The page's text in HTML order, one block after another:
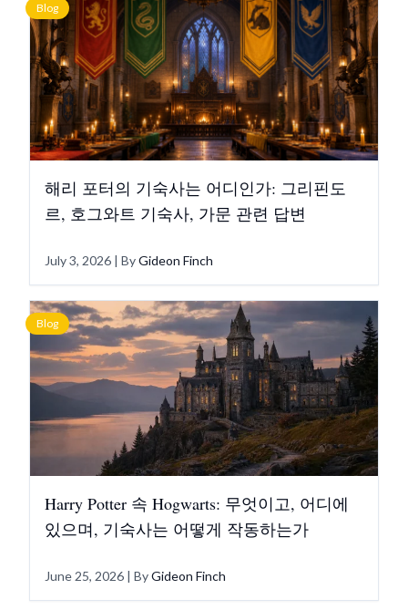
Blog
해리 포터의 기숙사는 어디인가: 그리핀도
르, 호그와트 기숙사, 가문 관련 답변
July 3, 2026 | ByGideon Finch
Blog
Harry Potter 속 Hogwarts: 무엇이고, 어디에
있으며, 기숙사는 어떻게 작동하는가
June 25, 2026 | ByGideon Finch